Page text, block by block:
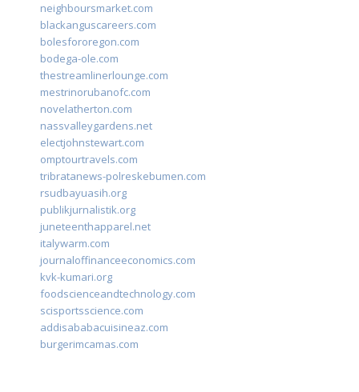
neighboursmarket.com
blackanguscareers.com
bolesfororegon.com
bodega-ole.com
thestreamlinerlounge.com
mestrinorubanofc.com
novelatherton.com
nassvalleygardens.net
electjohnstewart.com
omptourtravels.com
tribratanews-polreskebumen.com
rsudbayuasih.org
publikjurnalistik.org
juneteenthapparel.net
italywarm.com
journaloffinanceeconomics.com
kvk-kumari.org
foodscienceandtechnology.com
scisportsscience.com
addisababacuisineaz.com
burgerimcamas.com